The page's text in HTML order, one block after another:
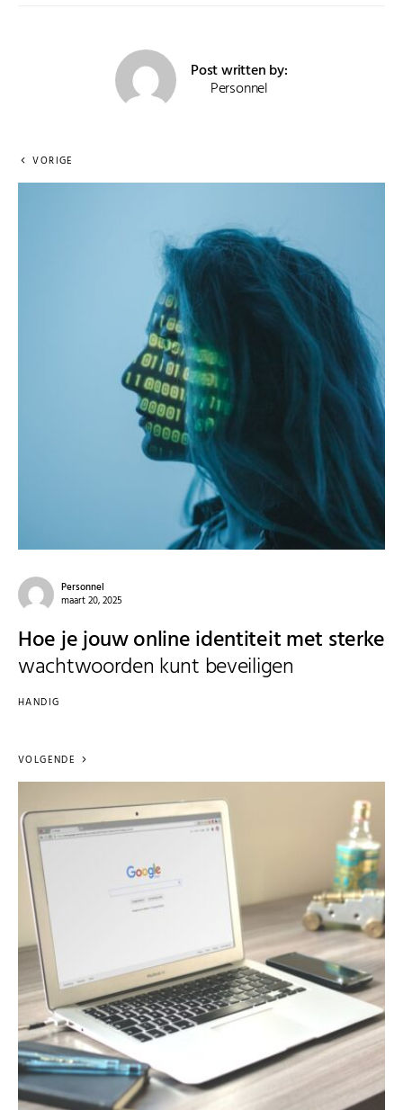
Post written by:
Personnel
VORIGE
Personnel
maart 20, 2025
Hoe je jouw online identiteit met sterke
wachtwoorden kunt beveiligen
HANDIG
VOLGENDE